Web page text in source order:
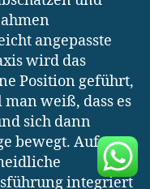
angepasste
wird das
Position geführt,
weiß, dass es
sich dann
bewegt. Auf
integriert